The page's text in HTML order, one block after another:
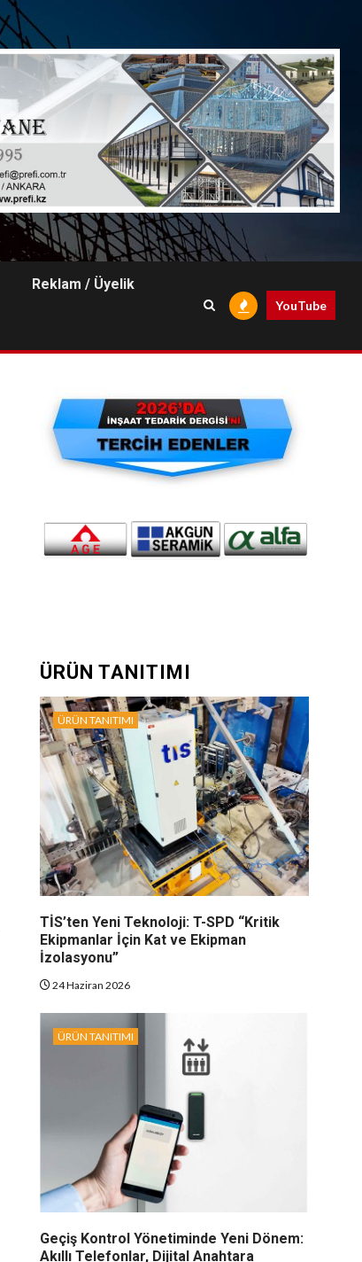
Reklam / Üyelik
YouTube
ÜRÜN TANITIMI
ÜRÜN TANITIMI
TİS’ten Yeni Teknoloji: T-SPD “Kritik
Ekipmanlar İçin Kat ve Ekipman
İzolasyonu”
24 Haziran 2026
ÜRÜN TANITIMI
Geçiş Kontrol Yönetiminde Yeni Dönem:
Akıllı Telefonlar, Dijital Anahtara